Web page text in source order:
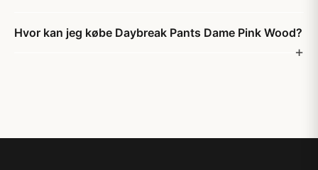
Hvor kan jeg købe Daybreak Pants Dame Pink Wood?